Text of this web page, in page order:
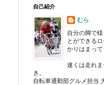
自己紹介
むら
自分の脚で
とができる
かりはまって
速くは走れ
き。
自転車通勤部グルメ担当